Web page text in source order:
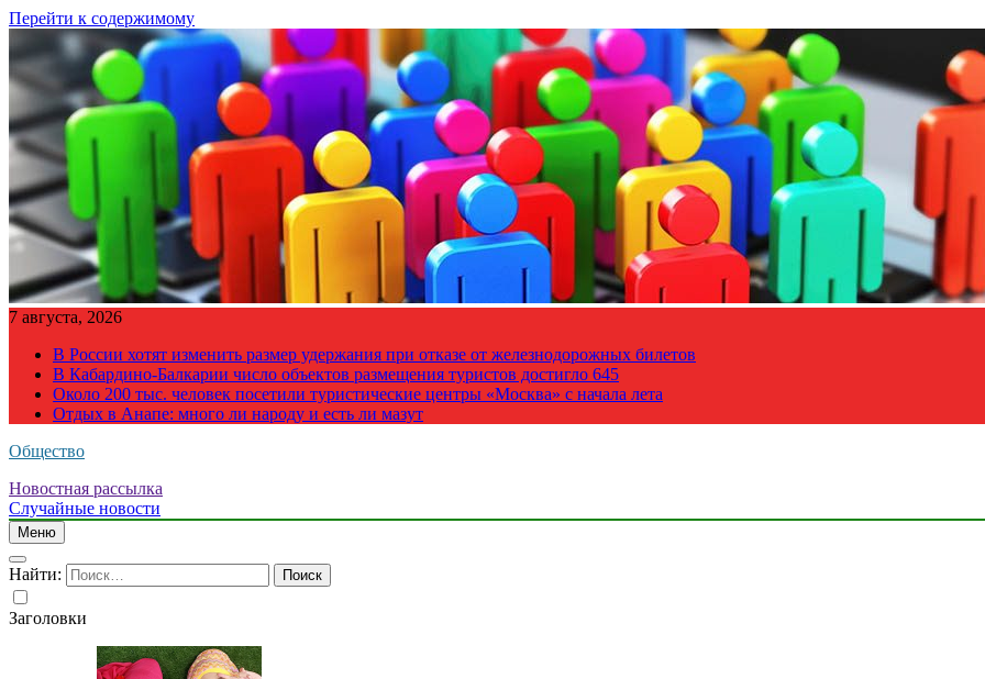
Перейти к содержимому
7 августа, 2026
В России хотят изменить размер удержания при отказе от железнодорожных билетов
В Кабардино-Балкарии число объектов размещения туристов достигло 645
Около 200 тыс. человек посетили туристические центры «Москва» с начала лета
Отдых в Анапе: много ли народу и есть ли мазут
Общество
Новостная рассылка
Случайные новости
Меню
Найти:
Заголовки